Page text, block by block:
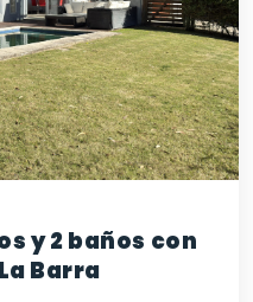
y 2 baños con
Barra